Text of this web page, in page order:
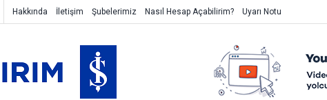
Hakkında İletişim Şubelerimiz Nasıl Hesap Açabilirim? Uyarı Notu